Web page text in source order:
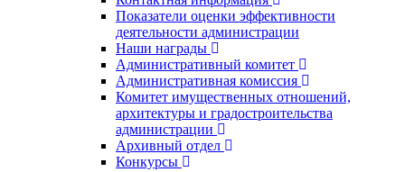
Показатели оценки эффективности
деятельности администрации
Наши награды
Административный комитет
Административная комиссия
Комитет имущественных отношений,
архитектуры и градостроительства
администрации
Архивный отдел
Конкурсы